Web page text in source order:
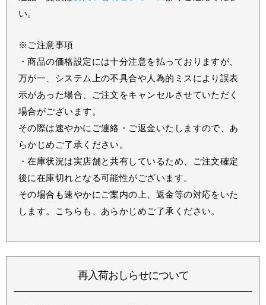
い。
※ご注意事項
・商品の価格設定には十分注意を払っておりますが、
万が一、システム上の不具合や人為的ミスにより誤表
示があった場合、ご注文をキャンセルさせていただく
場合がございます。
その際は速やかにご連絡・ご返金いたしますので、あ
らかじめご了承ください。
・在庫状況は実店舗と共有しているため、ご注文確定
後に在庫切れとなる可能性がございます。
その場合も速やかにご案内の上、返金等の対応をいた
します。こちらも、あらかじめご了承ください。
再入荷おしらせについて